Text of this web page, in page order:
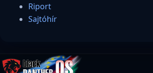
Riport
Sajtóhír